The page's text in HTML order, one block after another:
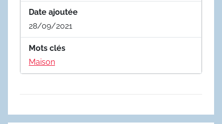
Date ajoutée
28/09/2021
Mots clés
Maison